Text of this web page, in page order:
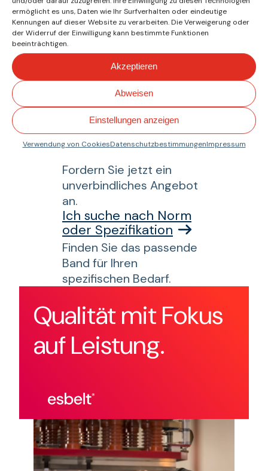
ermöglicht es uns, Daten wie Ihr Surfverhalten oder eindeutige
Kennungen auf dieser Website zu verarbeiten. Die Verweigerung oder
der Widerruf der Einwilligung kann bestimmte Funktionen
beeinträchtigen.
Akzeptieren
Abweisen
Einstellungen anzeigen
Verwendung von CookiesDatenschutzbestimmungenImpressum
helfen?
Ich benötige
technische Beratung
Wir helfen Ihnen, die
optimale Lösung für Ihre
Installation zu finden.
Ich möchte ein
Angebot
Fordern Sie jetzt ein
unverbindliches Angebot
an.
Ich suche nach Norm
oder Spezifikation
Finden Sie das passende
Band für Ihren
spezifischen Bedarf.
Qualität mit Fokus
auf Leistung.